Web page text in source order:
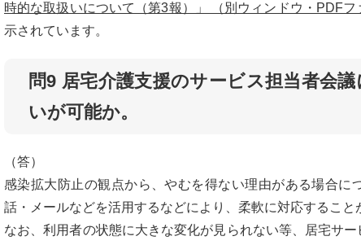
時的な取扱いについて（第3報）」 （別ウィンドウ・PDFフ
示されています。
問9 居宅介護支援のサービス担当者会
いが可能か。
（答）
感染拡大防止の観点から、やむを得ない理由がある場合に
話・メールなどを活用するなどにより、柔軟に対応すること
なお、利用者の状態に大きな変化が見られない等、居宅サ